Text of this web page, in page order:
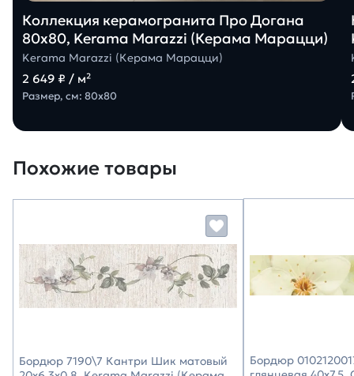
Коллекция керамогранита Про Догана
80х80, Kerama Marazzi (Керама Марацци)
Kerama Marazzi (Керама Марацци)
2 649 ₽ / м²
Размер, см: 80х80
Похожие товары
Бордюр 7190\7 Кантри Шик матовый
Бордюр